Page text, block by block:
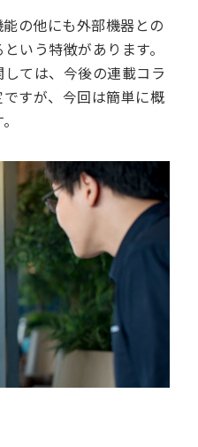
の他にも外部機器との
いう特徴があります。
ては、今後の連載コラ
すが、今回は簡単に概